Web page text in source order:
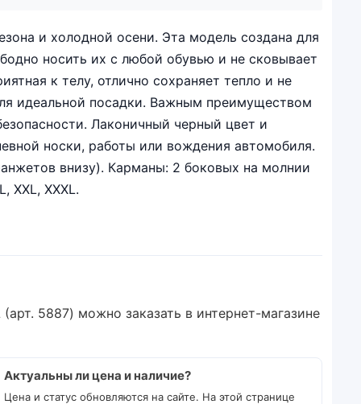
и холодной осени. Эта модель создана для
носить их с любой обувью и не сковывает
к телу, отлично сохраняет тепло и не
идеальной посадки. Важным преимуществом
Лаконичный черный цвет и
носки, работы или вождения автомобиля.
внизу). Карманы: 2 боковых на молнии
XXL, XXXL.
5887) можно заказать в интернет-магазине
Актуальны ли цена и наличие?
Цена и статус обновляются на сайте. На этой странице